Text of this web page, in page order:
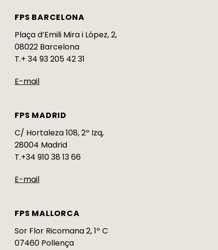
FPS BARCELONA
Plaça d’Emili Mira i López, 2,
08022 Barcelona
T.+ 34 93 205 42 31
E-mail
FPS MADRID
C/ Hortaleza 108, 2º Izq,
28004 Madrid
T.+34 910 38 13 66
E-mail
FPS MALLORCA
Sor Flor Ricomana 2, 1º C
07460 Pollença